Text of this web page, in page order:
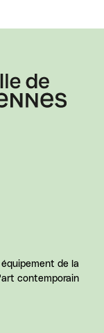
de la
contemporain